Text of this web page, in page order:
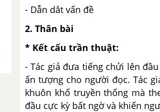
- Dẫn dắt vấn đề
2. Thân bài
* Kết cấu trần thuật:
- Tác giả đưa tiếng chửi lên
ấn tượng cho người đọc. Tác
khuôn khổ truyền thống mà
đầu cực kỳ bất ngờ và khiến